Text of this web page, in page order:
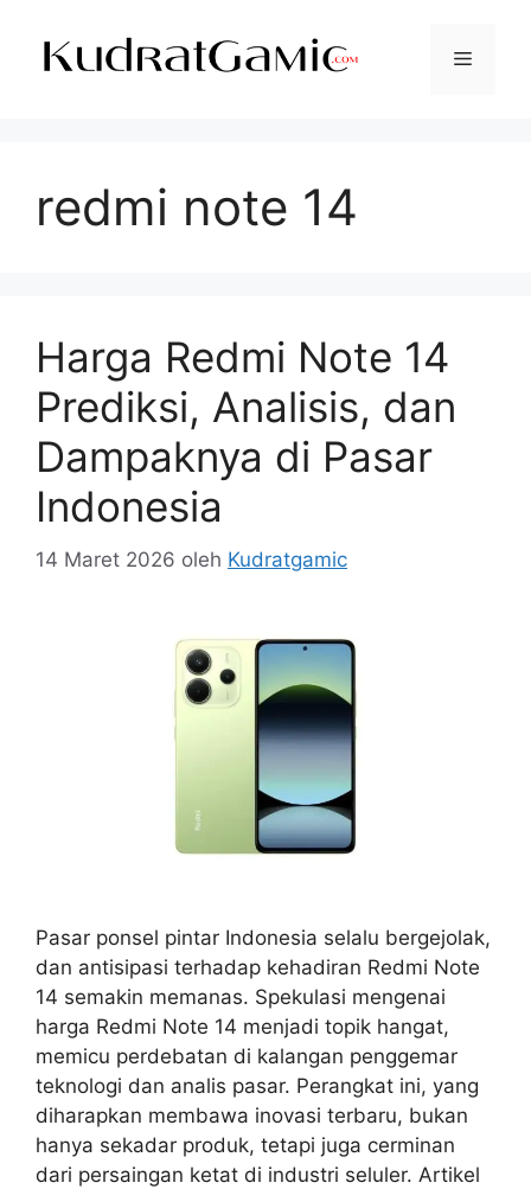
Menu
redmi note 14
Harga Redmi Note 14
Prediksi, Analisis, dan
Dampaknya di Pasar
Indonesia
14 Maret 2026 oleh Kudratgamic
Pasar ponsel pintar Indonesia selalu bergejolak,
dan antisipasi terhadap kehadiran Redmi Note
14 semakin memanas. Spekulasi mengenai
harga Redmi Note 14 menjadi topik hangat,
memicu perdebatan di kalangan penggemar
teknologi dan analis pasar. Perangkat ini, yang
diharapkan membawa inovasi terbaru, bukan
hanya sekadar produk, tetapi juga cerminan
dari persaingan ketat di industri seluler. Artikel